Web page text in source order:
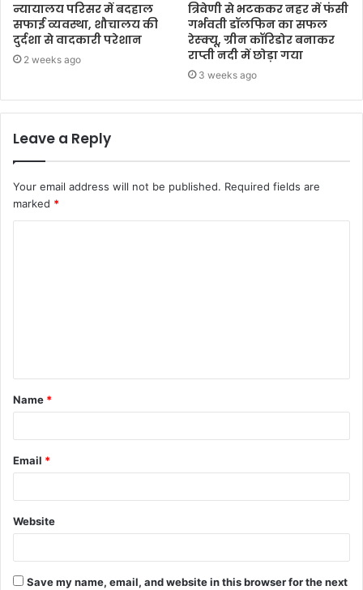
न्यायालय परिसर में बदहाल
सफाई व्यवस्था, शौचालय की
दुर्दशा से वादकारी परेशान
2 weeks ago
त्रिवेणी से भटककर नहर में फंसी
गर्भवती डॉलफिन का सफल
रेस्क्यू, ग्रीन कॉरिडोर बनाकर
राप्ती नदी में छोड़ा गया
3 weeks ago
Leave a Reply
Your email address will not be published. Required fields are
marked *
Name *
Email *
Website
Save my name, email, and website in this browser for the next